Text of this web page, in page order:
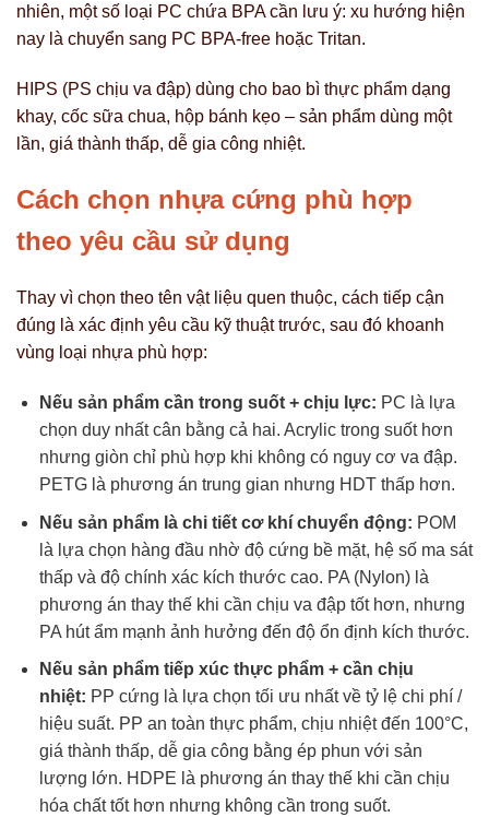
nhiên, một số loại PC chứa BPA cần lưu ý: xu hướng hiện
nay là chuyển sang PC BPA-free hoặc Tritan.
HIPS (PS chịu va đập) dùng cho bao bì thực phẩm dạng
khay, cốc sữa chua, hộp bánh kẹo – sản phẩm dùng một
lần, giá thành thấp, dễ gia công nhiệt.
Cách chọn nhựa cứng phù hợp
theo yêu cầu sử dụng
Thay vì chọn theo tên vật liệu quen thuộc, cách tiếp cận
đúng là xác định yêu cầu kỹ thuật trước, sau đó khoanh
vùng loại nhựa phù hợp:
Nếu sản phẩm cần trong suốt + chịu lực: PC là lựa
chọn duy nhất cân bằng cả hai. Acrylic trong suốt hơn
nhưng giòn chỉ phù hợp khi không có nguy cơ va đập.
PETG là phương án trung gian nhưng HDT thấp hơn.
Nếu sản phẩm là chi tiết cơ khí chuyển động: POM
là lựa chọn hàng đầu nhờ độ cứng bề mặt, hệ số ma sát
thấp và độ chính xác kích thước cao. PA (Nylon) là
phương án thay thế khi cần chịu va đập tốt hơn, nhưng
PA hút ẩm mạnh ảnh hưởng đến độ ổn định kích thước.
Nếu sản phẩm tiếp xúc thực phẩm + cần chịu
nhiệt: PP cứng là lựa chọn tối ưu nhất về tỷ lệ chi phí /
hiệu suất. PP an toàn thực phẩm, chịu nhiệt đến 100°C,
giá thành thấp, dễ gia công bằng ép phun với sản
lượng lớn. HDPE là phương án thay thế khi cần chịu
hóa chất tốt hơn nhưng không cần trong suốt.